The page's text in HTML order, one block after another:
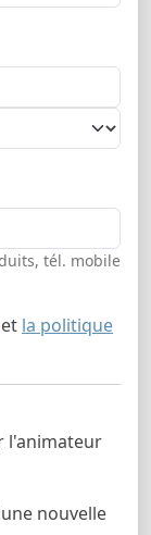
tél. mobile
et la politique
l'animateur
nouvelle